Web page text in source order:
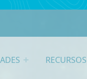
RECURSOS